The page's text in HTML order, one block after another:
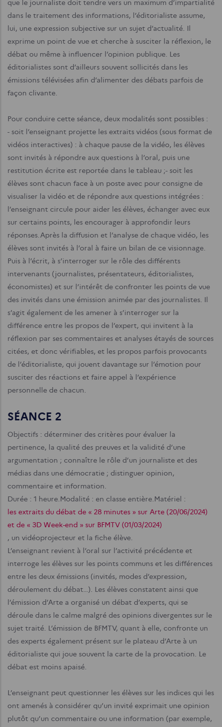
que le journaliste doit tendre vers un maximum d’impartialité
dans le traitement des informations, l’éditorialiste assume,
lui, une expression subjective sur un sujet d’actualité. Il
exprime un point de vue et cherche à susciter la réflexion, le
débat ou même à influencer l’opinion publique. Les
éditorialistes sont d’ailleurs souvent sollicités dans les
émissions télévisées afin d’alimenter des débats parfois de
façon clivante.
Pour conduire cette séance, deux modalités sont possibles :
- soit l’enseignant projette les extraits vidéos (sous format de
vidéos interactives) : à chaque pause de la vidéo, les élèves
sont invités à répondre aux questions à l’oral, puis une
restitution écrite est reportée dans le tableau ;- soit les
élèves sont chacun face à un poste avec pour consigne de
visualiser la vidéo et de répondre aux questions intégrées :
l’enseignant circule pour aider les élèves, échanger avec eux
sur certains points, les encourager à approfondir leurs
réponses.Après la diffusion et l’analyse de chaque vidéo, les
élèves sont invités à l’oral à faire un bilan de ce visionnage.
Puis à l’écrit, à s’interroger sur le rôle des différents
intervenants (journalistes, présentateurs, éditorialistes,
économistes) et sur l’intérêt de confronter les points de vue
des invités dans une émission animée par des journalistes. Il
s’agit également de les amener à s’interroger sur la
différence entre les propos de l’expert, qui invitent à la
réflexion par ses commentaires et analyses étayés de sources
citées, et donc vérifiables, et les propos parfois provocants
de l’éditorialiste, qui jouent davantage sur l’émotion pour
susciter des réactions et faire appel à l’expérience
personnelle de chacun.
SÉANCE 2
Objectifs : déterminer des critères pour évaluer la
pertinence, la qualité des preuves et la validité d’une
argumentation ; connaître le rôle d’un journaliste et des
médias dans une démocratie ; distinguer opinion,
commentaire et information.
Durée : 1 heure.Modalité : en classe entière.Matériel :
les extraits du débat de « 28 minutes » sur Arte (20/06/2024)
et de « 3D Week-end » sur BFMTV (01/03/2024)
, un vidéoprojecteur et la fiche élève.
L’enseignant revient à l’oral sur l’activité précédente et
interroge les élèves sur les points communs et les différences
entre les deux émissions (invités, modes d’expression,
déroulement du débat…). Les élèves constatent ainsi que
l’émission d’Arte a organisé un débat d’experts, qui se
déroule dans le calme malgré des opinions divergentes sur le
sujet traité. L’émission de BFMTV, quant à elle, confronte un
des experts également présent sur le plateau d’Arte à un
éditorialiste qui joue souvent la carte de la provocation. Le
débat est moins apaisé.
L’enseignant peut questionner les élèves sur les indices qui les
ont amenés à considérer qu’un invité exprimait une opinion
plutôt qu’un commentaire ou une information (par exemple,